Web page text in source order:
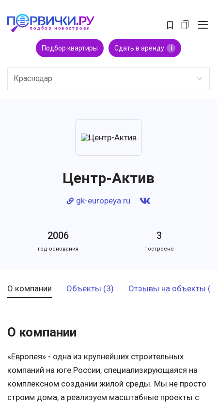
Подбор квартиры Сдать в аренду i
Краснодар
Центр-Актив
gk-europeya.ru
2006
год основания
3
построено
О компании Объекты (3) Отзывы на объекты
О компании
«Европея» - одна из крупнейших строительных
компаний на юге России, специализирующаяся на
комплексном создании жилой среды. Мы не просто
строим дома, а реализуем масштабные проекты с